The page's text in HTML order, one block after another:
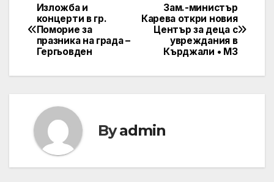
Post
navigation
Зам.-министър
Карева откри новия
Център за деца с
увреждания в
Кърджали • МЗ
Изложба и
концерти в гр.
Поморие за
празника на града –
Гергьовден
Byadmin